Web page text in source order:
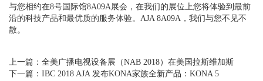
与您相约在8号国际馆8A09A展会，在我们的展位上您将体验到最前
沿的科技产品和最优质的服务体验。AJA 8A09A，我们与您不见不
散。
上一篇： 全美广播电视设备展（NAB 2018）在美国拉斯维加斯
下一篇： IBC 2018 AJA 发布KONA家族全新产品：KONA 5